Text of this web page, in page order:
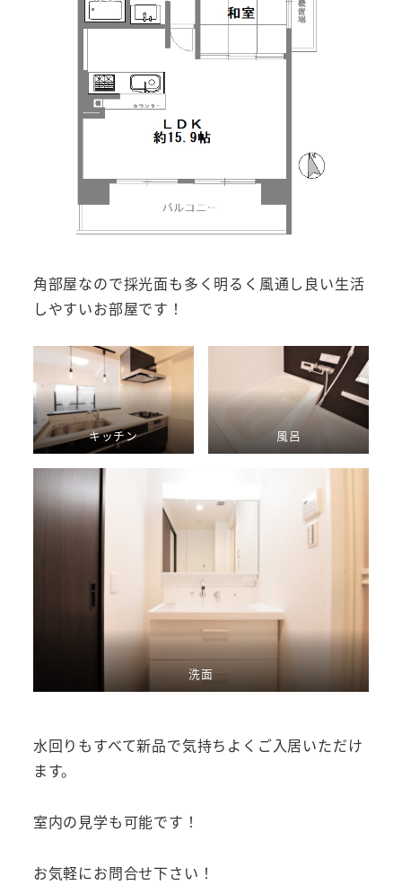
角部屋なので採光面も多く明るく風通し良い生活
しやすいお部屋です！
キッチン 風呂
洗面
水回りもすべて新品で気持ちよくご入居いただけ
ます。
室内の見学も可能です！
お気軽にお問合せ下さい！